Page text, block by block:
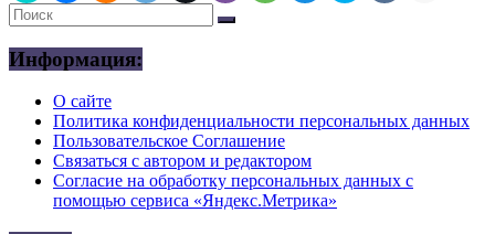
Информация:
О сайте
Политика конфиденциальности персональных данных
Пользовательское Соглашение
Связаться с автором и редактором
Согласие на обработку персональных данных с
помощью сервиса «Яндекс.Метрика»